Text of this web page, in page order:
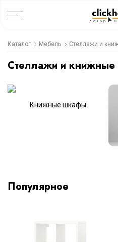
Каталог Мебель Стеллажи и
Стеллажи и
Книжные шкафы
Популярное